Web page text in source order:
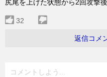
尻尾を上げた状態から2回攻撃
32
返信コメ
コメントしよう...